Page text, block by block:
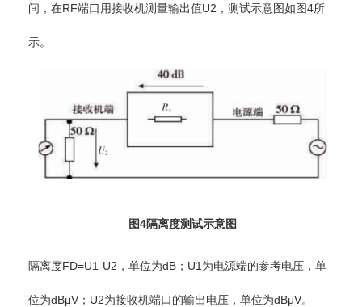
间，在RF端口用接收机测量输出值U2，测试示意图如图4所
示。
图4隔离度测试示意图
隔离度FD=U1-U2，单位为dB；U1为电源端的参考电压，单
位为dBμV；U2为接收机端口的输出电压，单位为dBμV。